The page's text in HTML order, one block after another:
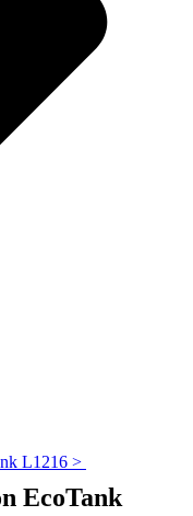
L1216​ >
EcoTank